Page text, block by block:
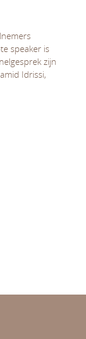
speaker is
zijn
Idrissi,